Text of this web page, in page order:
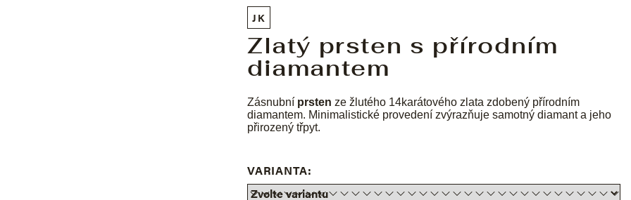
JK
Zlatý prsten s přírodním
diamantem
Zásnubní prsten ze žlutého 14karátového zlata zdobený přírodním
diamantem. Minimalistické provedení zvýrazňuje samotný diamant a jeho
přirozený třpyt.
VARIANTA: